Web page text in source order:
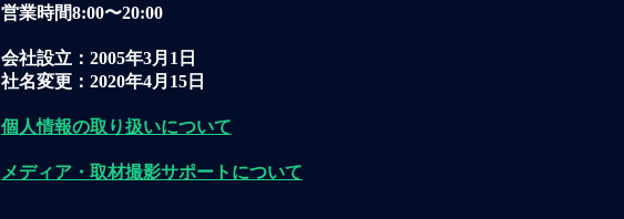
営業時間8:00〜20:00
会社設立：2005年3月1日
​社名変更：2020年4月15日
個人情報の取り扱いについて
​メディア・取材撮影サポートについて